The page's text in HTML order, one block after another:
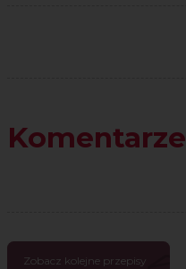
Komentarze
Zobacz kolejne przepisy